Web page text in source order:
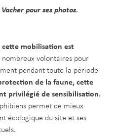
pour ses photos.
cette mobilisation est
nombreux volontaires pour
pendant toute la période
de la faune, cette
privilégié de sensibilisation.
permet de mieux
écologique du site et ses